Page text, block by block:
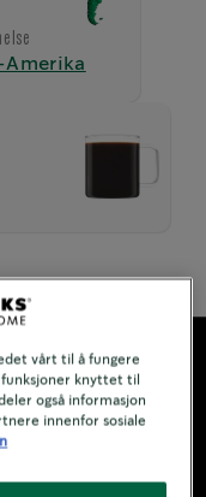
Amerika
vårt til å fungere
knyttet til
også informasjon
innenfor sosiale